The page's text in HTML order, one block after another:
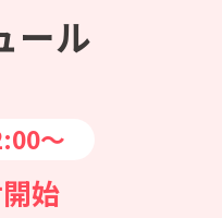
ール
～
始